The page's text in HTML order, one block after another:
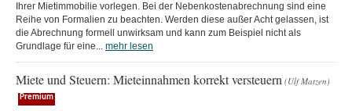
Ihrer Mietimmobilie vorlegen. Bei der Nebenkostenabrechnung sind eine
Reihe von Formalien zu beachten. Werden diese außer Acht gelassen, ist
die Abrechnung formell unwirksam und kann zum Beispiel nicht als
Grundlage für eine... mehr lesen
Miete und Steuern: Mieteinnahmen korrekt versteuern (Ulf Matzen)
Premium